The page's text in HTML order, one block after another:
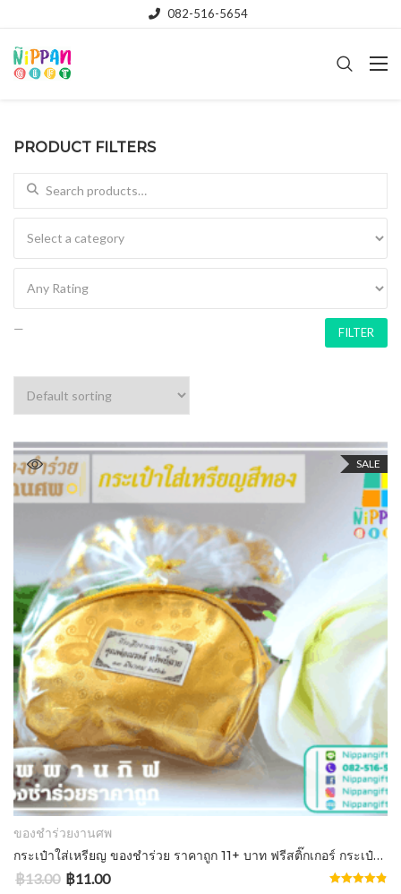
082-516-5654
PRODUCT FILTERS
Search for:
— FILTER
SALE
ADD TO CART
ของชำร่วยงานศพ
กระเป๋าใส่เหรียญ ของชำร่วย ราคาถูก 11+ บาท ฟรีสติ๊กเกอร์ กระเป๋าใส่เงิน
฿13.00 ฿11.00